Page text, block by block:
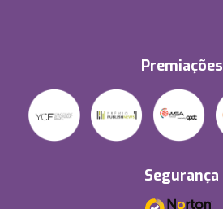
Premiações
Segurança